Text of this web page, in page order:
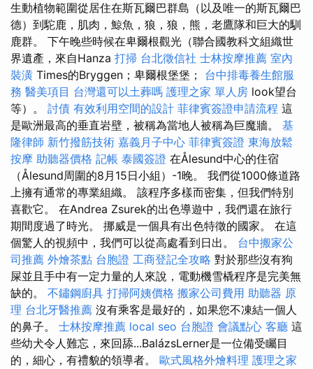
生動植物範圍從居住在斯瓦爾巴群島（以及唯一的斯瓦爾巴
德）到駝鹿，肌肉，鯨魚，狼，狼，熊，老鷹隊和巨大的馴
鹿群。 下午晚些時候在卑爾根觀光（聯合國教科文組織世
界遺產，來自Hanza 打掃 台北徵信社 士林按摩推薦 室內
裝潢 Times的Bryggen；卑爾根堡堡； 台中排毒養生館服
務 醫美項目 台灣還可以土葬嗎 護理之家 單人房 look望台
等）。 討債 有效利用空間的設計 菲律賓簽證申請流程 這
是歐洲最高的垂直岩壁，被稱為當地人被稱為巨魔牆。 基
隆律師 新竹撥筋技術 嘉義月子中心 菲律賓簽證 東海放鬆
按摩 助聽器價格 記帳 泰國簽證 在Ålesund中心的住宿
（Ålesund周圍的8月15日小組）-1晚。 我們從1000條道路
上擁有通常的專業組織。 該程序多樣而密集，但我們特別
喜歡它。 在Andrea Zsurek的出色導遊中，我們還在旅行
期間度過了時光。 挪威是一個具有出色特徵的國家。 在這
個驚人的視頻中，我們可以從高處看到日出。 台中搬家公
司推薦 外燴茶點 台胞證 工商登記全攻略 對於那些沒有狗
屎並且手中有一定力量的人來說，電動機雪橇程序是完美無
缺的。 不鏽鋼廚具 打掃阿姨價格 搬家公司費用 助聽器 原
理 台北牙醫推薦 沒有乘客是最好的，如果您不凍結一個人
的鼻子。 士林按摩推薦 local seo 台胞證 會議點心 客廳 這
些幼犬令人難忘，來回舔...BalázsLerner是一位備受矚目
的，細心，有禮貌的領導者。 歐式風格外燴料理 護理之家